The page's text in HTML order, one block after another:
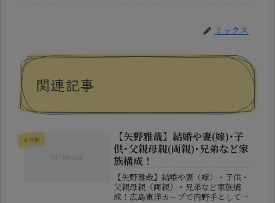
ミックス
関連記事
未分類
【矢野雅哉】結婚や妻(嫁)･子
供･父親母親(両親)･兄弟など家
族構成！
【矢野雅哉】結婚や妻（嫁）・子供・
父親母親（両親）・兄弟など家族構
成！広島東洋カープで内野手としてプ